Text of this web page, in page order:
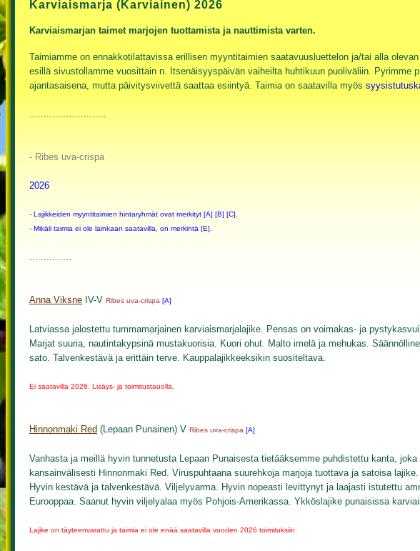
Karviaismarja (Karviainen) 2026
Karviaismarjan taimet marjojen tuottamista ja nauttimista varten.
Taimiamme on ennakkotilattavissa erillisen myyntitaimien saatavuusluettelon ja/tai alla
esillä sivustollamme vuosittain n. Itsenäisyyspäivän vaiheilta huhtikuun puoliväliin. Pyrimme
ajantasaisena, mutta päivitysviivettä saattaa esiintyä. Taimia on saatavilla myös
...........................
- Ribes uva-crispa
2026
- Lajikkeiden myyntitaimien hintaryhmät ovat merkityt [A] [B] [C].
- Mikäli taimia ei ole lainkaan saatavilla, on merkintä [E].
...............
Anna Viksne IV-V Ribes uva-crispa [A]
Latviassa jalostettu tummamarjainen karviaismarjalajike. Pensas on voimakas- ja
Marjat suuria, nautintakypsinä mustakuorisia. Kuori ohut. Malto imelä ja mehukas.
sato. Talvenkestävä ja erittäin terve. Kauppalajikkeeksikin suositeltava.
Ei saatavilla 2026. Lisäys- ja toimitustauolla.
Hinnonmaki Red (Lepaan Punainen) V Ribes uva-crispa [A]
Vanhasta ja meillä hyvin tunnetusta Lepaan Punaisesta tietääksemme puhdistettu kanta,
kansainvälisesti Hinnonmaki Red. Viruspuhtaana suurehkoja marjoja tuottava ja satoisa
Hyvin kestävä ja talvenkestävä. Viljelyvarma. Hyvin nopeasti levittynyt ja laajasti istutettu
Eurooppaa. Saanut hyvin viljelyalaa myös Pohjois-Amerikassa. Ykköslajike punaisissa
Lajike on täyteenvarattu ja taimia ei ole enää saatavilla vuoden 2026 toimituksiin.